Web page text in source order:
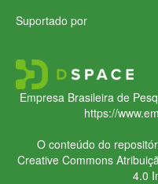
Suportado por
Empresa Brasileira de
https://
O conteúdo do
Creative Commons
4.0